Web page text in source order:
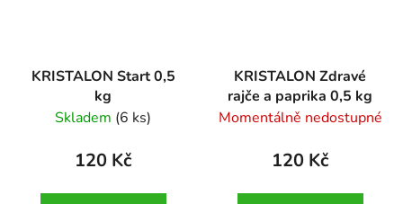
KRISTALON Start 0,5
kg
Skladem (6 ks)
120 Kč
KRISTALON Zdravé
rajče a paprika 0,5 kg
Momentálně nedostupné
120 Kč